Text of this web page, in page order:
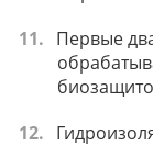
Первые